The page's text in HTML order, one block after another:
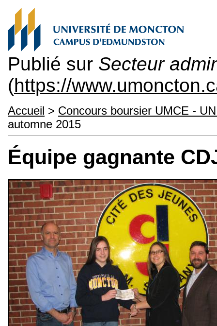
Publié sur Secteur
(https://
Accueil > Concours boursier UMCE -
automne 2015
Équipe gagnante